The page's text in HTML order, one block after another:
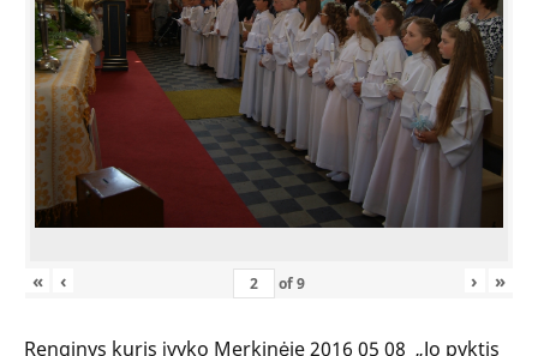
« ‹ of9 › »
Renginys kuris įvyko Merkinėje 2016 05 08 „Jo pyktis